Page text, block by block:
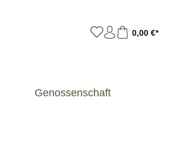
0,00 €*
Genossenschaft